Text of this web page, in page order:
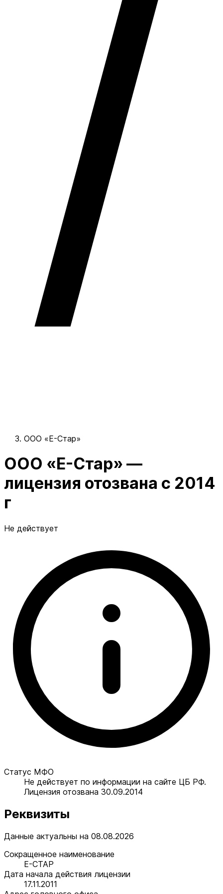
ООО «Е-Стар»
ООО «Е-Стар» —
лицензия отозвана с 2014
г
Не действует
Статус МФО
Не действует по информации на сайте ЦБ РФ.
Лицензия отозвана 30.09.2014
Реквизиты
Данные актуальны на 08.08.2026
Сокращенное наименование
Е-СТАР
Дата начала действия лицензии
17.11.2011